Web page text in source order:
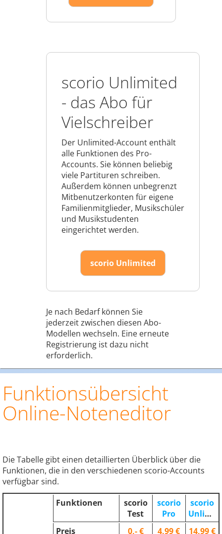
scorio Unlimited
- das Abo für
Vielschreiber
Der Unlimited-Account enthält
alle Funktionen des Pro-
Accounts. Sie können beliebig
viele Partituren schreiben.
Außerdem können unbegrenzt
Mitbenutzerkonten für eigene
Familienmitglieder, Musikschüler
und Musikstudenten
eingerichtet werden.
scorio Unlimited
Je nach Bedarf können Sie
jederzeit zwischen diesen Abo-
Modellen wechseln. Eine erneute
Registrierung ist dazu nicht
erforderlich.
Funktionsübersicht
Online-Noteneditor
Die Tabelle gibt einen detaillierten Überblick über die
Funktionen, die in den verschiedenen scorio-Accounts
verfügbar sind.
Funktionen
scorio
Test
scorio
Pro
scorio
Unlimited
Preis
0,- € 4,99 € 14,99 €